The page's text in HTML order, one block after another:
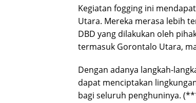
Kegiatan fogging ini
Utara. Mereka merasa lebih
DBD yang dilakukan oleh
termasuk Gorontalo Utara,
Dengan adanya langkah-
dapat menciptakan
bagi seluruh penghuninya.